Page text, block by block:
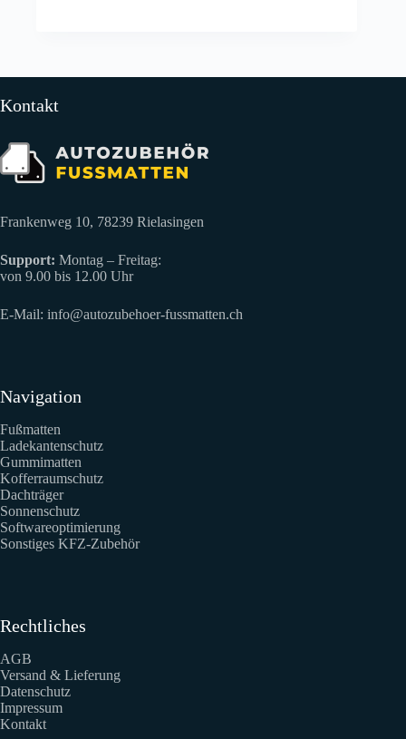
Optionen
können
auf
Produktseite
gewählt
werden
Kontakt
Frankenweg 10, 78239 Rielasingen
Support: Montag – Freitag:
von 9.00 bis 12.00 Uhr
E-Mail: info@autozubehoer-fussmatten.ch
Navigation
Fußmatten
Ladekantenschutz
Gummimatten
Kofferraumschutz
Dachträger
Sonnenschutz
Softwareoptimierung
Sonstiges KFZ-Zubehör
Rechtliches
AGB
Versand & Lieferung
Datenschutz
Impressum
Kontakt